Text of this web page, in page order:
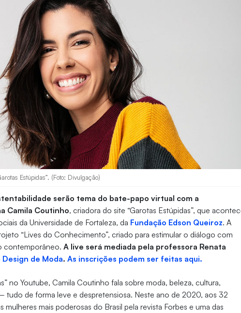
Estúpidas”. (Foto: Divulgação)
serão tema do bate-papo virtual com a
Camila Coutinho, criadora do site “Garotas Estúpidas”, que
da Universidade de Fortaleza, da Fundação Edson Queiroz. A
“Lives do Conhecimento”, criado para estimular o diálogo com
contemporâneo.A live será mediada pela professora Renata
Design de Moda.As inscrições podem ser feitas aqui.
no Youtube, Camila Coutinho fala sobre moda, beleza, cultura,
tudo de forma leve e despretensiosa. Neste ano de 2020, aos 32
mulheres mais poderosas do Brasil pela revista Forbes e uma das